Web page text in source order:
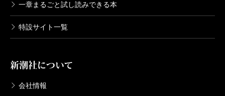
一章まるごと試し読みできる本
特設サイト一覧
新潮社について
会社情報